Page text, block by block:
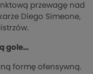
przewagę nad
Diego Simeone,
gole…
formę ofensywną.